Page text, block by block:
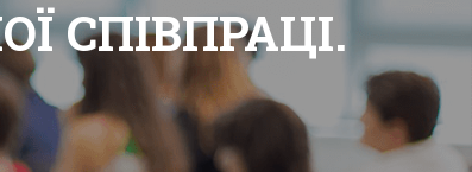
СПІВПРАЦІ.